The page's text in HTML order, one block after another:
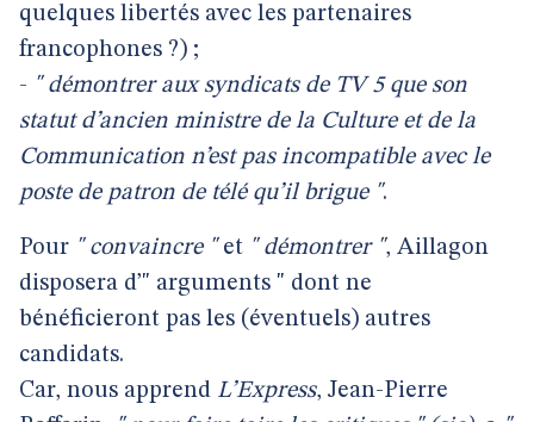
quelques libertés avec les partenaires
francophones ?) ;
- " démontrer aux syndicats de TV 5 que son
statut d’ancien ministre de la Culture et de la
Communication n’est pas incompatible avec le
poste de patron de télé qu’il brigue ".
Pour " convaincre "et " démontrer ", Aillagon
disposera d’" arguments " dont ne
bénéficieront pas les (éventuels) autres
candidats.
Car, nous apprend L’Express, Jean-Pierre